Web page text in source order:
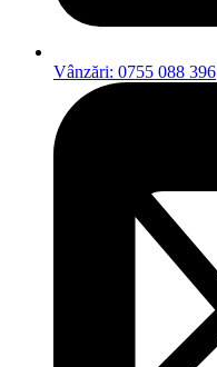
Vânzări: 0755 088 396